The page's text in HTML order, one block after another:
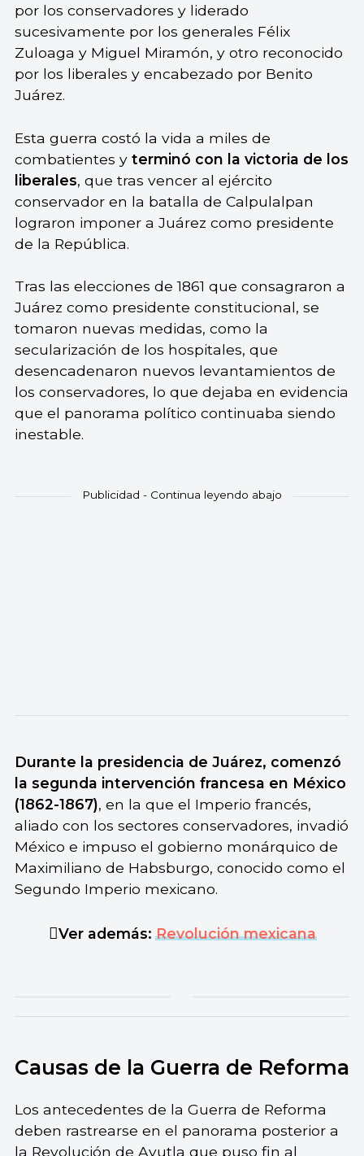
por los conservadores y liderado
sucesivamente por los generales Félix
Zuloaga y Miguel Miramón, y otro reconocido
por los liberales y encabezado por Benito
Juárez.
Esta guerra costó la vida a miles de
combatientes y terminó con la victoria de los
liberales, que tras vencer al ejército
conservador en la batalla de Calpulalpan
lograron imponer a Juárez como presidente
de la República.
Tras las elecciones de 1861 que consagraron a
Juárez como presidente constitucional, se
tomaron nuevas medidas, como la
secularización de los hospitales, que
desencadenaron nuevos levantamientos de
los conservadores, lo que dejaba en evidencia
que el panorama político continuaba siendo
inestable.
Durante la presidencia de Juárez, comenzó
la segunda intervención francesa en México
(1862-1867), en la que el Imperio francés,
aliado con los sectores conservadores, invadió
México e impuso el gobierno monárquico de
Maximiliano de Habsburgo, conocido como el
Segundo Imperio mexicano.
Ver además:Revolución mexicana
Causas de la Guerra de Reforma
Los antecedentes de la Guerra de Reforma
deben rastrearse en el panorama posterior a
la Revolución de Ayutla que puso fin al